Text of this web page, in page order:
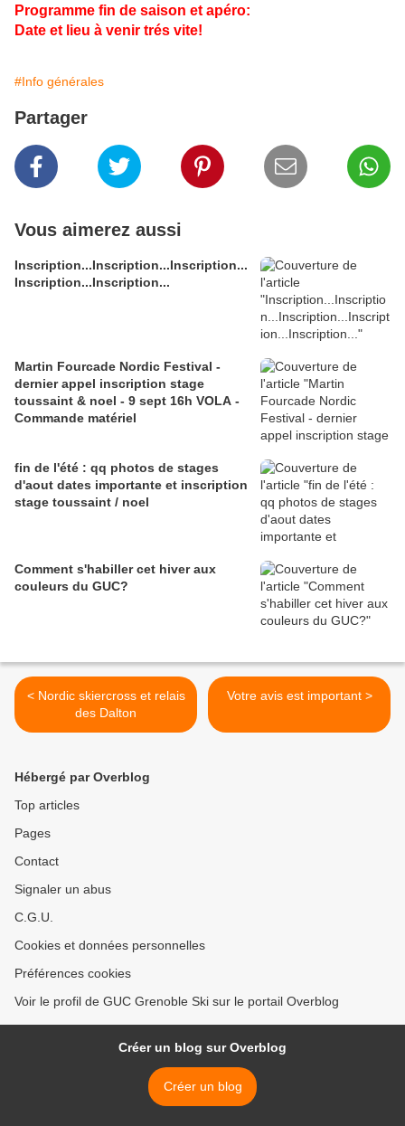
Programme fin de saison et apéro:
Date et lieu à venir trés vite!
#Info générales
Partager
Vous aimerez aussi
Inscription...Inscription...Inscription...
Inscription...Inscription...
Martin Fourcade Nordic Festival -
dernier appel inscription stage
toussaint & noel - 9 sept 16h VOLA -
Commande matériel
fin de l'été : qq photos de stages
d'aout dates importante et inscription
stage toussaint / noel
Comment s'habiller cet hiver aux
couleurs du GUC?
< Nordic skiercross et relais
des Dalton
Votre avis est important >
Hébergé par Overblog
Top articles
Pages
Contact
Signaler un abus
C.G.U.
Cookies et données personnelles
Préférences cookies
Voir le profil de GUC Grenoble Ski sur le portail Overblog
Créer un blog sur Overblog
Créer un blog